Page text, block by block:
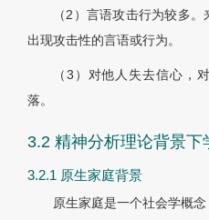
（2）言语攻击行为较多
出现攻击性的言语或行为。
（3）对他人失去信心，
落。
3.2 精神分析理论背景
3.2.1 原生家庭背景
原生家庭是一个社会学概